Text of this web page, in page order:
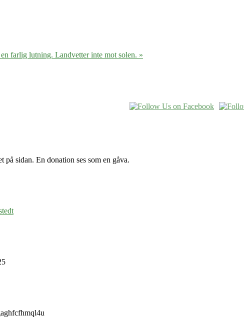
en farlig lutning. Landvetter inte mot solen. »
på sidan. En donation ses som en gåva.